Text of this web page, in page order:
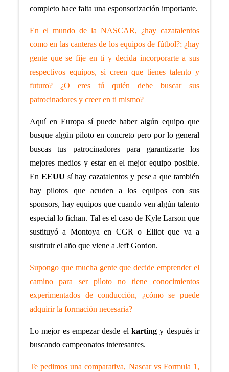
completo hace falta una esponsorización importante.
En el mundo de la NASCAR, ¿hay cazatalentos
como en las canteras de los equipos de fútbol?; ¿hay
gente que se fije en ti y decida incorporarte a sus
respectivos equipos, si creen que tienes talento y
futuro? ¿O eres tú quién debe buscar sus
patrocinadores y creer en ti mismo?
Aquí en Europa sí puede haber algún equipo que
busque algún piloto en concreto pero por lo general
buscas tus patrocinadores para garantizarte los
mejores medios y estar en el mejor equipo posible.
En EEUU sí hay cazatalentos y pese a que también
hay pilotos que acuden a los equipos con sus
sponsors, hay equipos que cuando ven algún talento
especial lo fichan. Tal es el caso de Kyle Larson que
sustituyó a Montoya en CGR o Elliot que va a
sustituir el año que viene a Jeff Gordon.
Supongo que mucha gente que decide emprender el
camino para ser piloto no tiene conocimientos
experimentados de conducción, ¿cómo se puede
adquirir la formación necesaria?
Lo mejor es empezar desde el karting y después ir
buscando campeonatos interesantes.
Te pedimos una comparativa, Nascar vs Formula 1,